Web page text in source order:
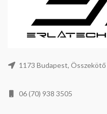
1173 Budapest,
06 (70) 938 3505